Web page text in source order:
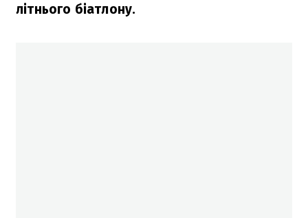
літнього біатлону.